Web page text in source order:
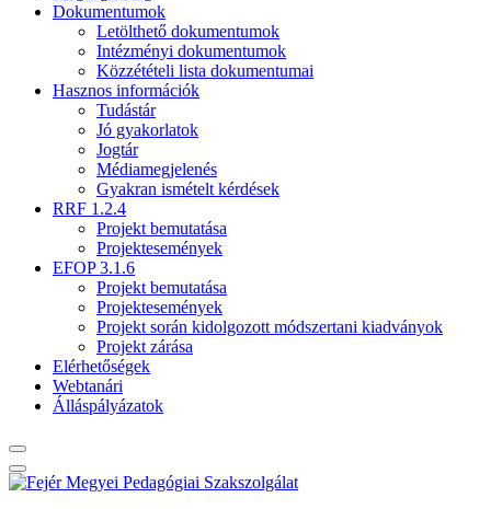
Dokumentumok
Letölthető dokumentumok
Intézményi dokumentumok
Közzétételi lista dokumentumai
Hasznos információk
Tudástár
Jó gyakorlatok
Jogtár
Médiamegjelenés
Gyakran ismételt kérdések
RRF 1.2.4
Projekt bemutatása
Projektesemények
EFOP 3.1.6
Projekt bemutatása
Projektesemények
Projekt során kidolgozott módszertani kiadványok
Projekt zárása
Elérhetőségek
Webtanári
Álláspályázatok